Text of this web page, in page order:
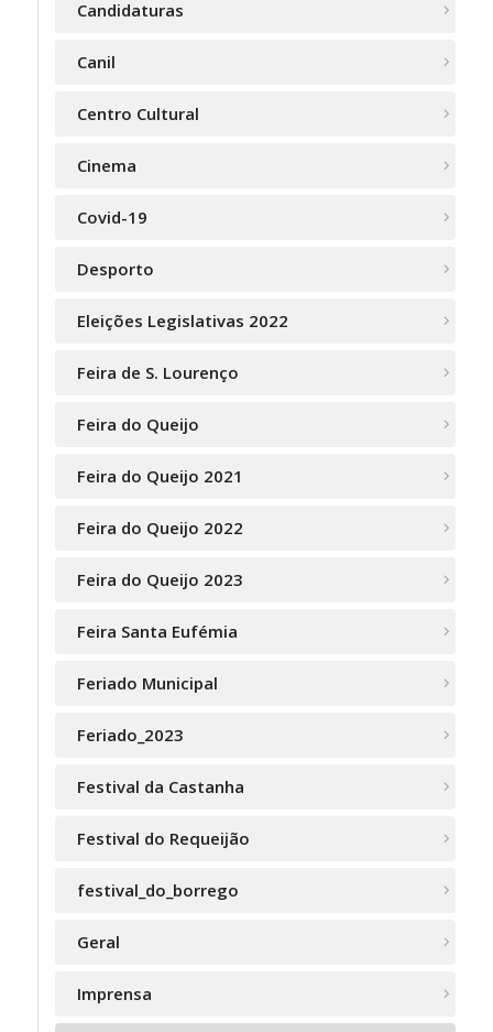
Candidaturas
Canil
Centro Cultural
Cinema
Covid-19
Desporto
Eleições Legislativas 2022
Feira de S. Lourenço
Feira do Queijo
Feira do Queijo 2021
Feira do Queijo 2022
Feira do Queijo 2023
Feira Santa Eufémia
Feriado Municipal
Feriado_2023
Festival da Castanha
Festival do Requeijão
festival_do_borrego
Geral
Imprensa